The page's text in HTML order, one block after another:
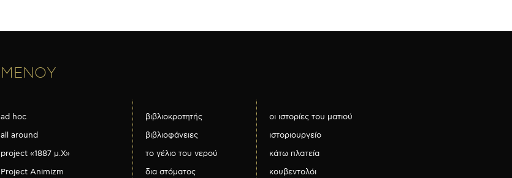
ΜΕΝΟΥ
ad hoc
all around
project «1887 μ.Χ»
Project Animizm
βιβλιοκροτητής
βιβλιοφάνειες
το γέλιο του νερού
δια στόματος
οι ιστορίες του ματιού
ιστοριουργείο
κάτω πλατεία
κουβεντολόι